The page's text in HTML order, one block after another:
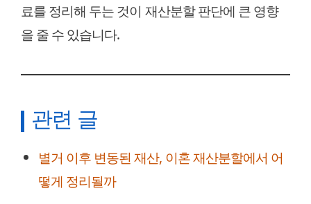
료를 정리해 두는 것이 재산분할 판단에 큰 영향
을 줄 수 있습니다.
관련 글
별거 이후 변동된 재산, 이혼 재산분할에서 어
떻게 정리될까